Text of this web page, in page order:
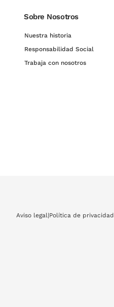
Sobre Nosotros
Nuestra historia
Responsabilidad Social
Trabaja con nosotros
Aviso legal |Política de privacidad